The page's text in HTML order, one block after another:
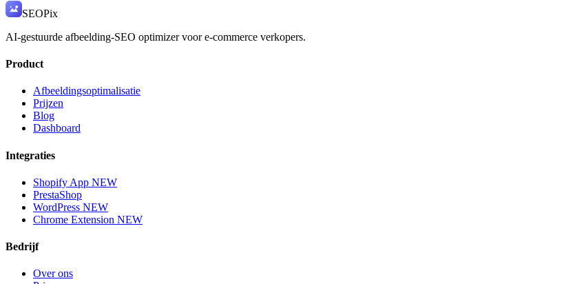
SEOPix
AI-gestuurde afbeelding-SEO optimizer voor e-commerce verkopers.
Product
Afbeeldingsoptimalisatie
Prijzen
Blog
Dashboard
Integraties
Shopify App NEW
PrestaShop
WordPress NEW
Chrome Extension NEW
Bedrijf
Over ons